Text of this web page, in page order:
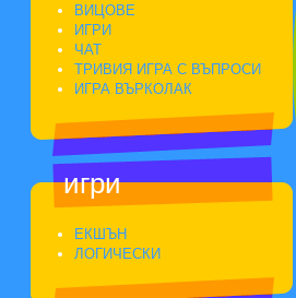
ВИЦОВЕ
ИГРИ
ЧАТ
ТРИВИЯ ИГРА С ВЪПРОСИ
ИГРА ВЪРКОЛАК
игри
ЕКШЪН
ЛОГИЧЕСКИ